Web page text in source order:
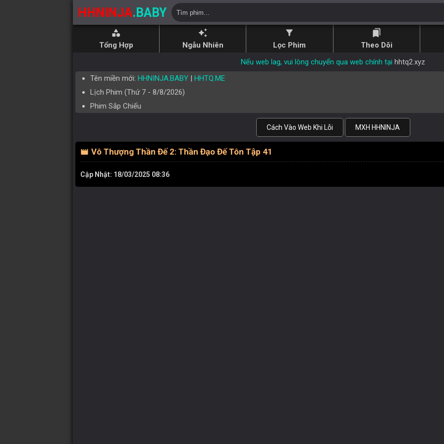
HHNINJA.BABY
category
Tổng Hợp
auto_awesome
Ngẫu Nhiên
filter_alt
Lọc Phim
bookmarks
Theo Dõi
Nếu web lag, vui lòng chuyển qua web chính tại hhtq2.xyz
Tên miền mới: HHNINJA.BABY | HHTQ.ME
Lịch Phim (Thứ 7 - 8/8/2026)
Phim Sắp Chiếu
Cách Vào Web Khi Lỗi MXH HHNINJA
movie Vô Thượng Thần Đế 2: Thần Đạo Đế Tôn Tập 41
Cập Nhật: 18/03/2025 08:36